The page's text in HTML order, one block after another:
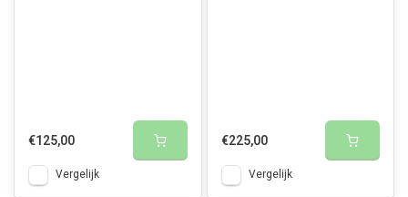
€125,00
Vergelijk
€225,00
Vergelijk